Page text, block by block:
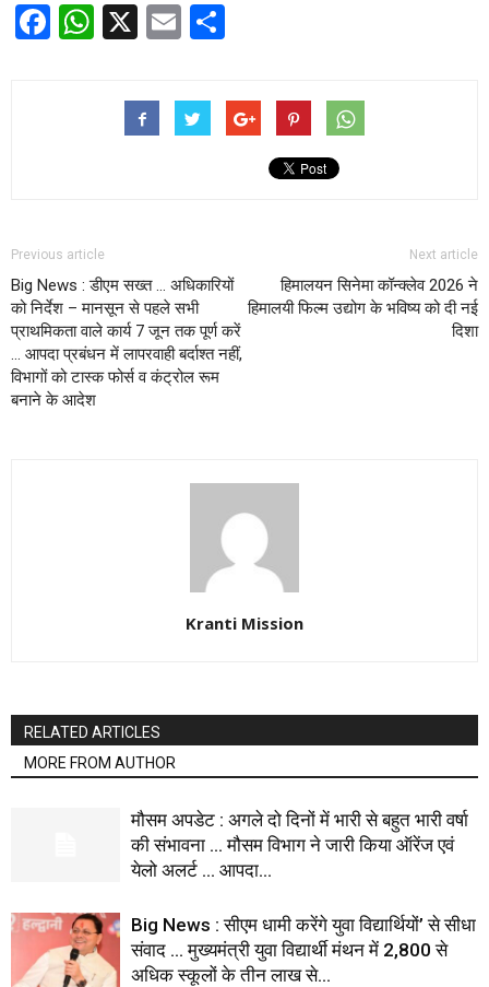
Facebook
WhatsApp
X Email
Previous article
Big News : डीएम सख्त … अधिकारियों
को निर्देश – मानसून से पहले सभी
प्राथमिकता वाले कार्य 7 जून तक पूर्ण करें
… आपदा प्रबंधन में लापरवाही बर्दाश्त नहीं,
विभागों को टास्क फोर्स व कंट्रोल रूम
बनाने के आदेश
Next article
हिमालयन सिनेमा कॉन्क्लेव 2026 ने
हिमालयी फिल्म उद्योग के भविष्य को दी नई
दिशा
Kranti Mission
RELATED ARTICLES
MORE FROM AUTHOR
मौसम अपडेट : अगले दो दिनों में भारी से बहुत भारी वर्षा
की संभावना … मौसम विभाग ने जारी किया ऑरेंज एवं
येलो अलर्ट … आपदा...
Big News : सीएम धामी करेंगे युवा विद्यार्थियों’ से सीधा
संवाद … मुख्यमंत्री युवा विद्यार्थी मंथन में 2,800 से
अधिक स्कूलों के तीन लाख से...